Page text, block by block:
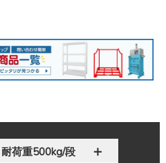
荷重500kg/段